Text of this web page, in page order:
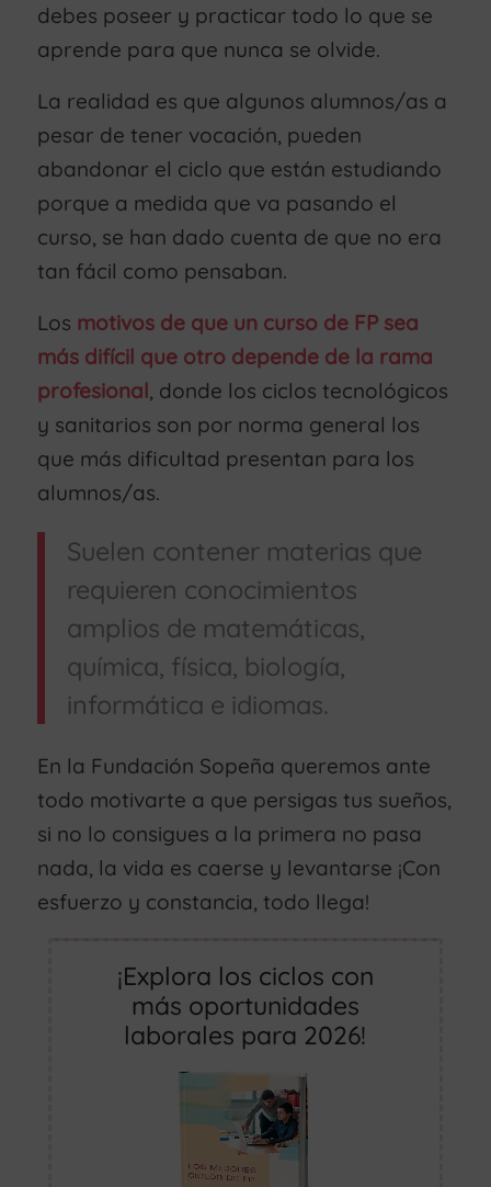
debes poseer y practicar todo lo que se
aprende para que nunca se olvide.
La realidad es que algunos alumnos/as a
pesar de tener vocación, pueden
abandonar el ciclo que están estudiando
porque a medida que va pasando el
curso, se han dado cuenta de que no era
tan fácil como pensaban.
Los motivos de que un curso de FP sea
más difícil que otro depende de la rama
profesional, donde los ciclos tecnológicos
y sanitarios son por norma general los
que más dificultad presentan para los
alumnos/as.
Suelen contener materias que
requieren conocimientos
amplios de matemáticas,
química, física, biología,
informática e idiomas.
En la Fundación Sopeña queremos ante
todo motivarte a que persigas tus sueños,
si no lo consigues a la primera no pasa
nada, la vida es caerse y levantarse ¡Con
esfuerzo y constancia, todo llega!
¡Explora los ciclos con
más oportunidades
laborales para 2026!